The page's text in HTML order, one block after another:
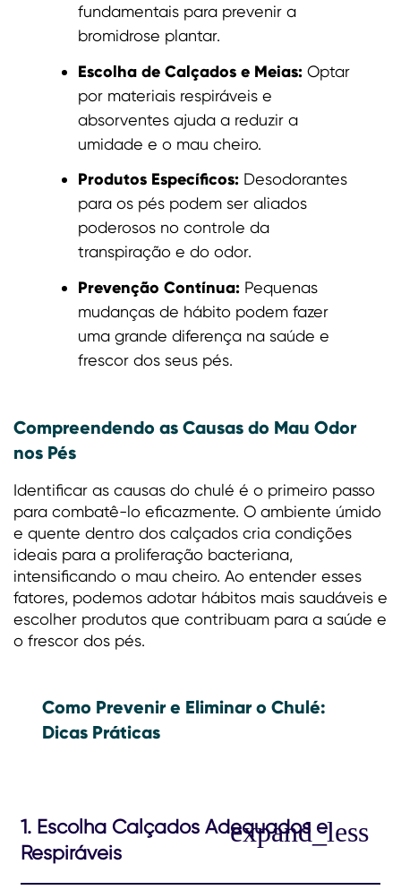
fundamentais para prevenir a
bromidrose plantar.
Escolha de Calçados e Meias: Optar
por materiais respiráveis e
absorventes ajuda a reduzir a
umidade e o mau cheiro.
Produtos Específicos: Desodorantes
para os pés podem ser aliados
poderosos no controle da
transpiração e do odor.
Prevenção Contínua: Pequenas
mudanças de hábito podem fazer
uma grande diferença na saúde e
frescor dos seus pés.
Compreendendo as Causas do Mau Odor
nos Pés
Identificar as causas do chulé é o primeiro passo
para combatê-lo eficazmente. O ambiente úmido
e quente dentro dos calçados cria condições
ideais para a proliferação bacteriana,
intensificando o mau cheiro. Ao entender esses
fatores, podemos adotar hábitos mais saudáveis e
escolher produtos que contribuam para a saúde e
o frescor dos pés.
Como Prevenir e Eliminar o Chulé:
Dicas Práticas
1. Escolha Calçados Adequados e
Respiráveis